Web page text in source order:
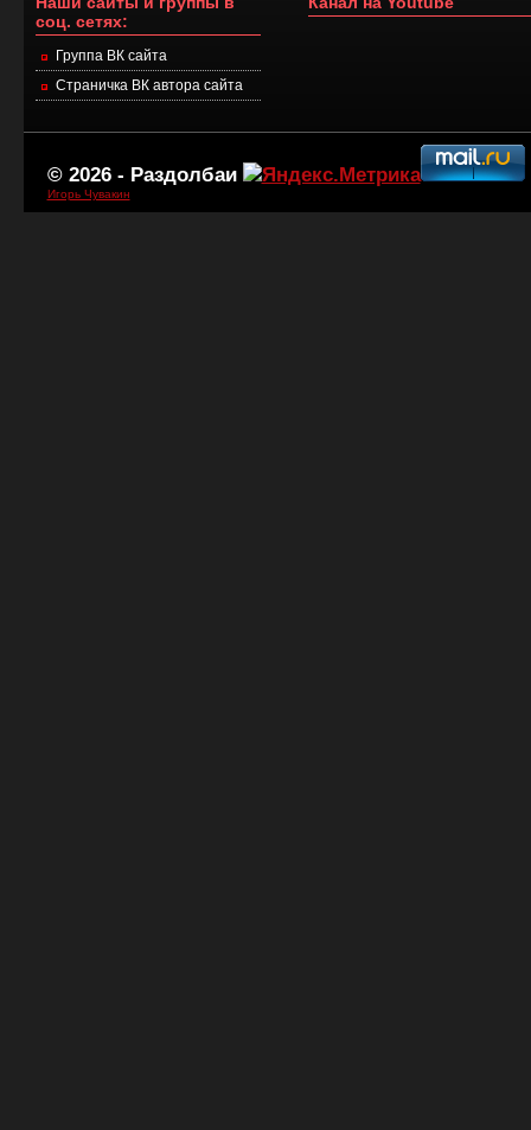
соц. сетях:
Группа ВК сайта
Страничка ВК автора сайта
© 2026 - Раздолбаи
Игорь Чувакин